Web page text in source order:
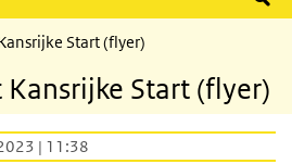
Start (flyer)
Start (flyer)
| 11:38